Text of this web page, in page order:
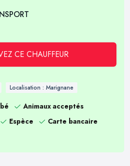
CE CHAUFFEUR
Localisation : Marignane
Animaux acceptés
Espèce
Carte bancaire